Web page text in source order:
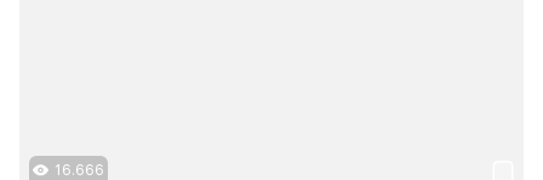
16.666